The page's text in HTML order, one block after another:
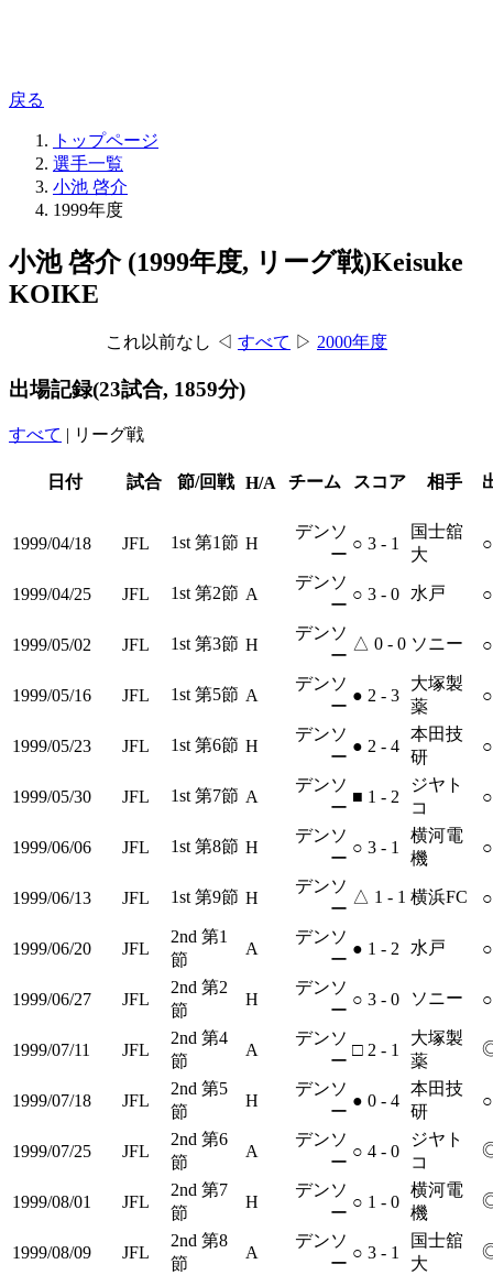
戻る
トップページ
選手一覧
小池 啓介
1999年度
小池 啓介 (1999年度, リーグ戦)Keisuke
KOIKE
これ以前なし ◁ すべて ▷ 2000年度
出場記録(23試合, 1859分)
すべて | リーグ戦
日付 試合 節/回戦 H/A チーム スコア 相手
1999/04/18 JFL 1st 第1節 H
デンソ
ー
○ 3 - 1
国士舘
大
○
1999/04/25 JFL 1st 第2節 A
デンソ
ー
○ 3 - 0 水戸 ○
1999/05/02 JFL 1st 第3節 H
デンソ
ー
△ 0 - 0 ソニー ○
1999/05/16 JFL 1st 第5節 A
デンソ
ー
● 2 - 3
大塚製
薬
○
1999/05/23 JFL 1st 第6節 H
デンソ
ー
● 2 - 4
本田技
研
○
1999/05/30 JFL 1st 第7節 A
デンソ
ー
■ 1 - 2
ジヤト
コ
○
1999/06/06 JFL 1st 第8節 H
デンソ
ー
○ 3 - 1
横河電
機
○
1999/06/13 JFL 1st 第9節 H
デンソ
ー
△ 1 - 1 横浜FC ○
1999/06/20 JFL
2nd 第1
節
A
デンソ
ー
● 1 - 2 水戸 ○
1999/06/27 JFL
2nd 第2
節
H
デンソ
ー
○ 3 - 0 ソニー ○
1999/07/11 JFL
2nd 第4
節
A
デンソ
ー
□ 2 - 1
大塚製
薬
1999/07/18 JFL
2nd 第5
節
H
デンソ
ー
● 0 - 4
本田技
研
○
1999/07/25 JFL
2nd 第6
節
A
デンソ
ー
○ 4 - 0
ジヤト
コ
1999/08/01 JFL
2nd 第7
節
H
デンソ
ー
○ 1 - 0
横河電
機
1999/08/09 JFL
2nd 第8
節
A
デンソ
ー
○ 3 - 1
国士舘
大